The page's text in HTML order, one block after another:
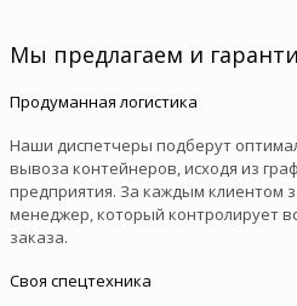
Мы предлагаем и
Продуманная логистика
Наши диспетчеры подберут
вывоза контейнеров, исходя из
предприятия. За каждым клиентом
менеджер, который контролирует
заказа.
Своя спецтехника